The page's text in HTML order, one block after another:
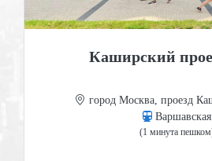
Каширский
город Москва, проезд
Варшавская
(1 минута